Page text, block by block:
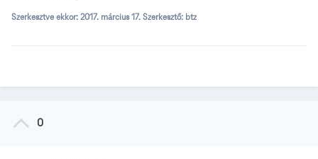
Szerkesztve ekkor: 2017. március 17. Szerkesztő: btz
0